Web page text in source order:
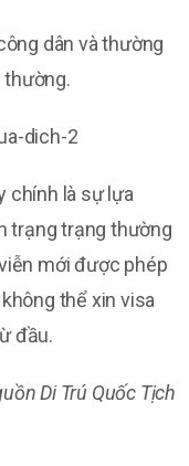
dân và thường
thường.
chính là sự lựa
trạng trạng thường
mới được phép
thể xin visa
đầu.
Di Trú Quốc Tịch